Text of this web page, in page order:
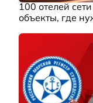
100 отелей
объекты, где